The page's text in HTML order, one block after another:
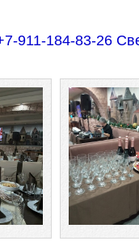
911-184-83-26